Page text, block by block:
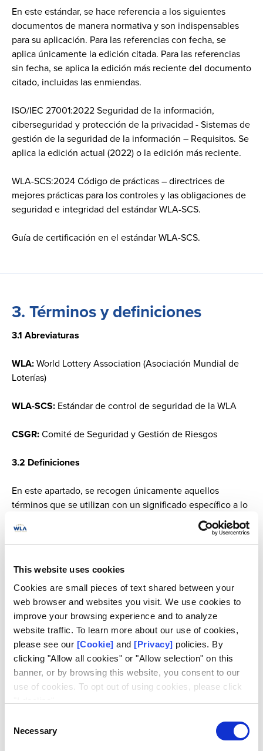
This website uses cookies
Cookies are small pieces of text shared between your
web browser and websites you visit. We use cookies to
improve your browsing experience and to analyze
website traffic. To learn more about our use of cookies,
please see our [Cookie] and [Privacy] policies. By
clicking "Allow all cookies" or "Allow selection" on this
banner, or by browsing this website, you consent to our
use of cookies. To opt out of using cookies, please click
Selection
Necessary
En este estándar, se hace referencia a los siguientes
documentos de manera normativa y son indispensables
para su aplicación. Para las referencias con fecha, se
aplica únicamente la edición citada. Para las referencias
sin fecha, se aplica la edición más reciente del documento
citado, incluidas las enmiendas.
ISO/IEC 27001:2022 Seguridad de la información,
ciberseguridad y protección de la privacidad - Sistemas de
gestión de la seguridad de la información – Requisitos. Se
aplica la edición actual (2022) o la edición más reciente.
WLA-SCS:2024 Código de prácticas – directrices de
mejores prácticas para los controles y las obligaciones de
seguridad e integridad del estándar WLA-SCS.
Guía de certificación en el estándar WLA-SCS.
3. Términos y definiciones
3.1 Abreviaturas
WLA:World Lottery Association (Asociación Mundial de
Loterías)
WLA-SCS: Estándar de control de seguridad de la WLA
CSGR:Comité de Seguridad y Gestión de Riesgos
3.2 Definiciones
En este apartado, se recogen únicamente aquellos
términos que se utilizan con un significado específico a lo
largo del estándar. La mayoría de los términos que aquí se
emplean se utilizan de acuerdo con sus definiciones
aceptadas en diccionarios o con definiciones
glosarios de seguridad de la ISO u otros compendios
reconocidos de términos de seguridad.
Activos:información o recursos que proteger mediante
contramedidas.
Personal:deberá interpretarse como cualquier empleado,
contratista u otro tercero que trabaja para el operador de
juegos o el proveedor de juegos, y que, por su función o
responsables de su correcta aplicación. El cumplimiento
de cualquier obligación legal. Acceso, tiene el potencial